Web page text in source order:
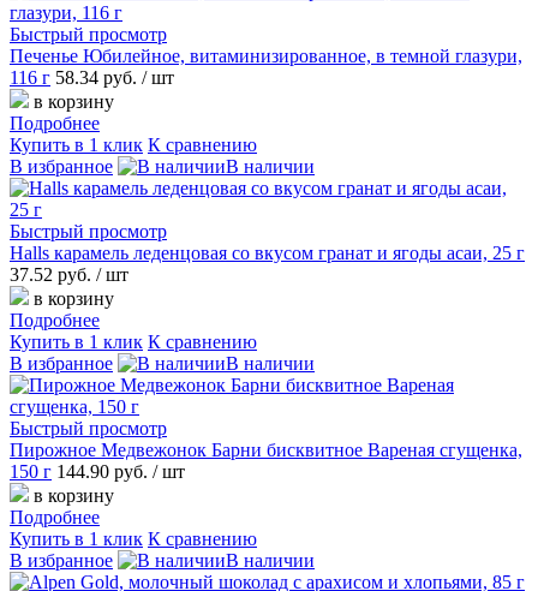
Быстрый просмотр
Печенье Юбилейное, витаминизированное, в темной глазури,
116 г 58.34 руб. / шт
в корзину
Подробнее
Купить в 1 клик К сравнению
В избранное
В наличии
Быстрый просмотр
Halls карамель леденцовая со вкусом гранат и ягоды асаи, 25 г
37.52 руб. / шт
в корзину
Подробнее
Купить в 1 клик К сравнению
В избранное
В наличии
Быстрый просмотр
Пирожное Медвежонок Барни бисквитное Вареная сгущенка,
150 г 144.90 руб. / шт
в корзину
Подробнее
Купить в 1 клик К сравнению
В избранное
В наличии